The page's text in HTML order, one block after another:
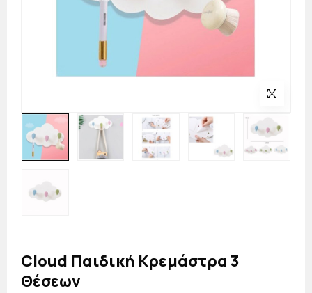
Cloud Παιδική Κρεμάστρα 3
Θέσεων